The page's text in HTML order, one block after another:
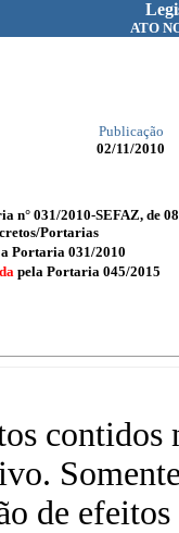
ATO
Publicação
02/11/2010
n° 031/2010-SEFAZ, de
Portarias
Portaria 031/2010
pela Portaria 045/2015
contidos
de